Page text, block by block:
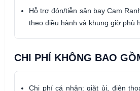
Hỗ trợ đón/tiễn sân bay Cam
theo điều hành và khung giờ phù
CHI PHÍ KHÔNG BAO
Chi phí cá nhân: giặt ủi, điện